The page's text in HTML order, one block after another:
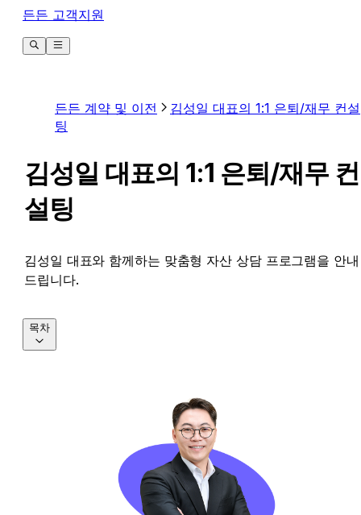
든든 고객지원
든든 계약 및 이전
김성일 대표의 1:1 은퇴/재무 컨설
팅
김성일 대표의 1:1 은퇴/재무 컨
설팅
김성일 대표와 함께하는 맞춤형 자산 상담 프로그램을 안내
드립니다.
목차